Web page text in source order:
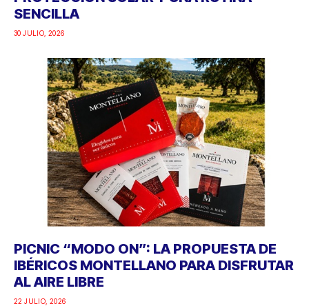
SENCILLA
30 JULIO, 2026
PICNIC “MODO ON”: LA PROPUESTA DE
IBÉRICOS MONTELLANO PARA DISFRUTAR
AL AIRE LIBRE
22 JULIO, 2026